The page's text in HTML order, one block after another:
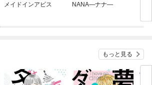
メイドインアビス NANA—ナナ—
もっと見る